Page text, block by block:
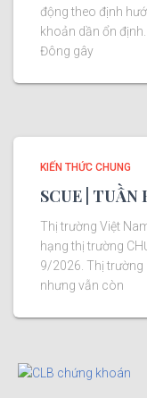
động theo định
khoản dần ổn
Đông gây
KIẾN THỨC CHUNG
SCUE | TUẦN
Thị trường Việt
hạng thị trường
9/2026. Thị trường
nhưng vẫn còn